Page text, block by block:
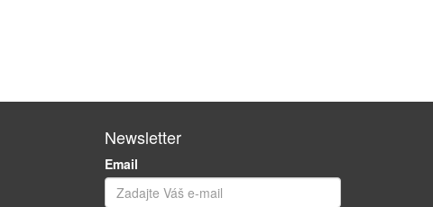
Newsletter
Email